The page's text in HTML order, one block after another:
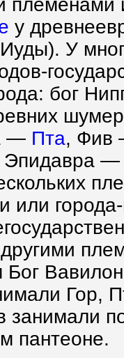
у
У
бог
— Пта,
Эпидавра
или
Бог
Гор,
занимали
пантеоне.